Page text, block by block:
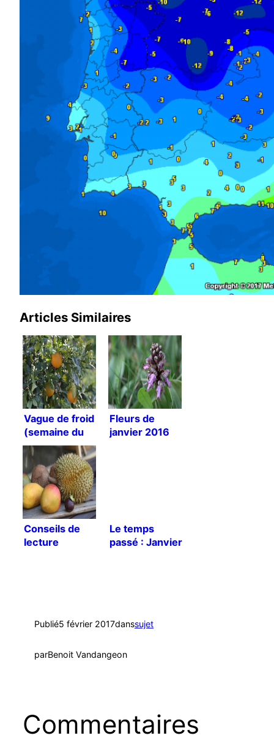
Articles Similaires
Vague de froid
(semaine du
16 au 22
janvier 2017)
Fleurs de
janvier 2016
Conseils de
lecture
Le temps
passé : Janvier
Publié5 février 2017danssujet
parBenoit Vandangeon
Commentaires